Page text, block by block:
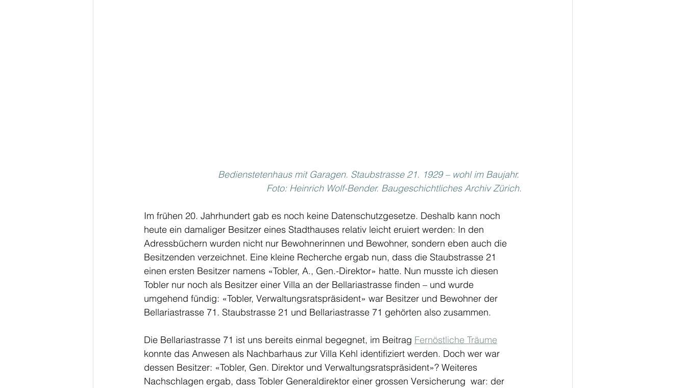
Bedienstetenhaus mit Garagen. Staubstrasse 21. 1929 – wohl im Baujahr.
Foto: Heinrich Wolf-Bender. Baugeschichtliches Archiv Zürich.
Im frühen 20. Jahrhundert gab es noch keine Datenschutzgesetze. Deshalb kann noch
heute ein damaliger Besitzer eines Stadthauses relativ leicht eruiert werden: In den
Adressbüchern wurden nicht nur Bewohnerinnen und Bewohner, sondern eben auch die
Besitzenden verzeichnet. Eine kleine Recherche ergab nun, dass die Staubstrasse 21
einen ersten Besitzer namens «Tobler, A., Gen.-Direktor» hatte. Nun musste ich diesen
Tobler nur noch als Besitzer einer Villa an der Bellariastrasse finden – und wurde
umgehend fündig: «Tobler, Verwaltungsratspräsident» war Besitzer und Bewohner der
Bellariastrasse 71. Staubstrasse 21 und Bellariastrasse 71 gehörten also zusammen.
Die Bellariastrasse 71 ist uns bereits einmal begegnet, im Beitrag Fernöstliche Träume
konnte das Anwesen als Nachbarhaus zur Villa Kehl identifiziert werden. Doch wer war
dessen Besitzer: «Tobler, Gen. Direktor und Verwaltungsratspräsident»? Weiteres
Nachschlagen ergab, dass Tobler Generaldirektor einer grossen Versicherung  war: der